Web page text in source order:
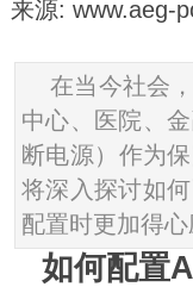
来源:
在当今社会
中心、医院、
断电源）作为
将深入探讨如
配置时更加得
如何配置